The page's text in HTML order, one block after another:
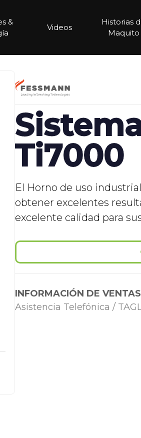
&
Videos
Historias
Maquito
Ti7000
El Horno de uso
obtener excelentes
excelente calidad para
INFORMACIÓN DE
Asistencia Telefónica /